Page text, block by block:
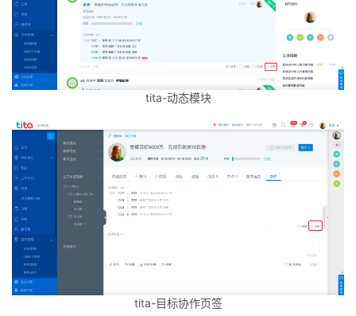
tita-动态模块
tita-目标协作页签